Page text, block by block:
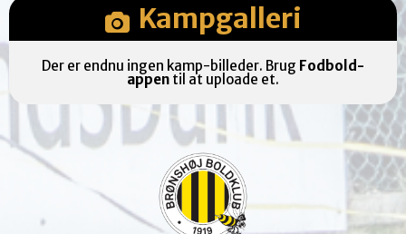
Kampgalleri
Der er endnu ingen kamp-billeder. Brug Fodbold-
appen til at uploade et.